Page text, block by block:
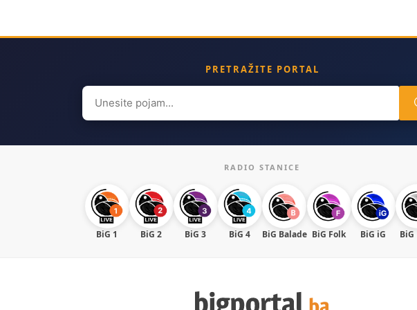
PRETRAŽITE PORTAL
Search
for:
RADIO STANICE
BiG 1 BiG 2 BiG 3 BiG 4 BiG Balade BiG Folk BiG iG BiG